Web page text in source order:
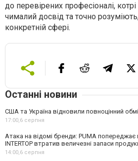
до перевірених професіоналі,
чималий досвід та точно
конкретній сфері.
Останні новини
США та Україна відновили повноцінний
17:00,6 серпня
Атака на відомі бренди: PUMA попереджає
INTERTOP втратив величезні запаси
14:00,6 серпня